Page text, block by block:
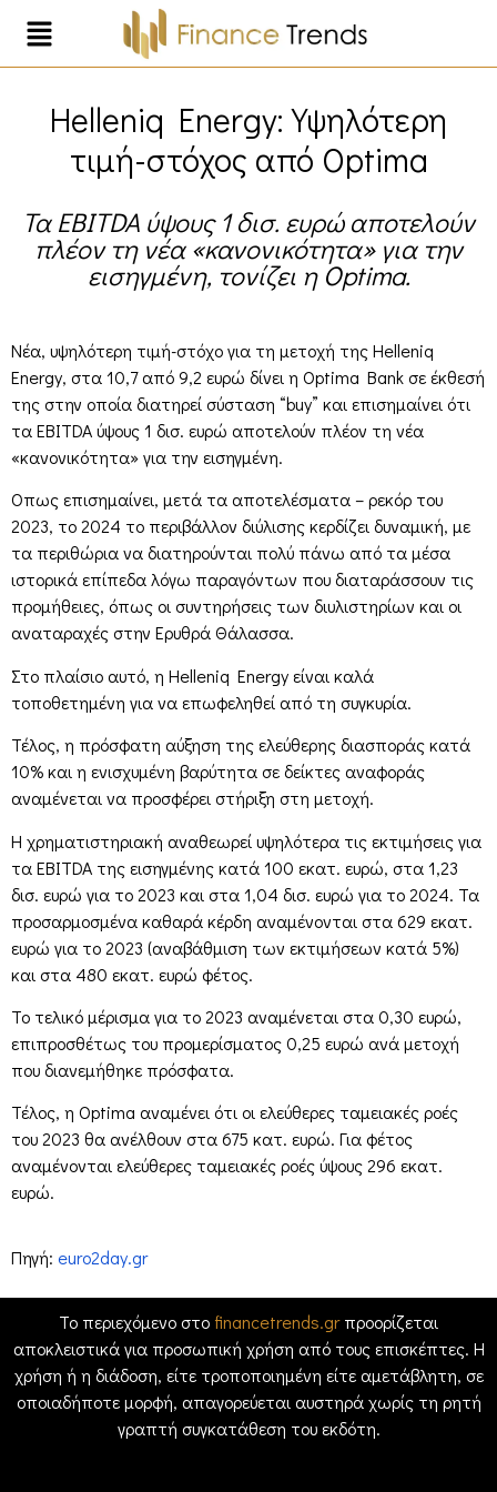
Helleniq Energy: Υψηλότερη
τιμή-στόχος από Optima
Τα EBITDA ύψους 1 δισ. ευρώ αποτελούν
πλέον τη νέα «κανονικότητα» για την
εισηγμένη, τονίζει η Optima.
Νέα, υψηλότερη τιμή-στόχο για τη μετοχή της Helleniq
Energy, στα 10,7 από 9,2 ευρώ δίνει η Optima Bank σε έκθεσή
της στην οποία διατηρεί σύσταση “buy” και επισημαίνει ότι
τα EBITDA ύψους 1 δισ. ευρώ αποτελούν πλέον τη νέα
«κανονικότητα» για την εισηγμένη.
Οπως επισημαίνει, μετά τα αποτελέσματα – ρεκόρ του
2023, το 2024 το περιβάλλον διύλισης κερδίζει δυναμική, με
τα περιθώρια να διατηρούνται πολύ πάνω από τα μέσα
ιστορικά επίπεδα λόγω παραγόντων που διαταράσσουν τις
προμήθειες, όπως οι συντηρήσεις των διυλιστηρίων και οι
αναταραχές στην Ερυθρά Θάλασσα.
Στο πλαίσιο αυτό, η Helleniq Energy είναι καλά
τοποθετημένη για να επωφεληθεί από τη συγκυρία.
Τέλος, η πρόσφατη αύξηση της ελεύθερης διασποράς κατά
10% και η ενισχυμένη βαρύτητα σε δείκτες αναφοράς
αναμένεται να προσφέρει στήριξη στη μετοχή.
Η χρηματιστηριακή αναθεωρεί υψηλότερα τις εκτιμήσεις για
τα EBITDA της εισηγμένης κατά 100 εκατ. ευρώ, στα 1,23
δισ. ευρώ για το 2023 και στα 1,04 δισ. ευρώ για το 2024. Τα
προσαρμοσμένα καθαρά κέρδη αναμένονται στα 629 εκατ.
ευρώ για το 2023 (αναβάθμιση των εκτιμήσεων κατά 5%)
και στα 480 εκατ. ευρώ φέτος.
Το τελικό μέρισμα για το 2023 αναμένεται στα 0,30 ευρώ,
επιπροσθέτως του προμερίσματος 0,25 ευρώ ανά μετοχή
που διανεμήθηκε πρόσφατα.
Τέλος, η Optima αναμένει ότι οι ελεύθερες ταμειακές ροές
του 2023 θα ανέλθουν στα 675 κατ. ευρώ. Για φέτος
αναμένονται ελεύθερες ταμειακές ροές ύψους 296 εκατ.
ευρώ.
Πηγή: euro2day.gr
Το περιεχόμενο στο financetrends.grπροορίζεται
αποκλειστικά για προσωπική χρήση από τους επισκέπτες. Η
χρήση ή η διάδοση, είτε τροποποιημένη είτε αμετάβλητη, σε
οποιαδήποτε μορφή, απαγορεύεται αυστηρά χωρίς τη ρητή
γραπτή συγκατάθεση του εκδότη.